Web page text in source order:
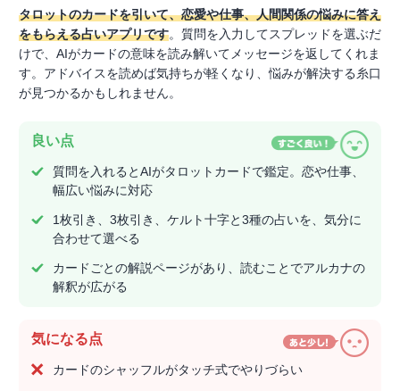
タロットのカードを引いて、恋愛や仕事、人間関係の悩みに答え
をもらえる占いアプリです。質問を入力してスプレッドを選ぶだ
けで、AIがカードの意味を読み解いてメッセージを返してくれま
す。アドバイスを読めば気持ちが軽くなり、悩みが解決する糸口
が見つかるかもしれません。
良い点
質問を入れるとAIがタロットカードで鑑定。恋や仕事、
幅広い悩みに対応
1枚引き、3枚引き、ケルト十字と3種の占いを、気分に
合わせて選べる
カードごとの解説ページがあり、読むことでアルカナの
解釈が広がる
気になる点
カードのシャッフルがタッチ式でやりづらい